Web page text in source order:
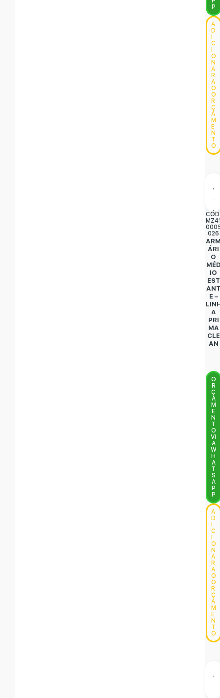
P
A
D
C
O
N
A
R
A
O
O
R
Ç
A
M
E
N
T
O
026
ÁRI
O
IO
EST
E –
A
PRI
MA
CLE
AN
O
R
Ç
A
M
E
N
T
O
VI
A
W
H
A
T
S
A
P
P
A
D
C
O
N
A
R
A
O
O
R
Ç
A
M
E
N
T
O